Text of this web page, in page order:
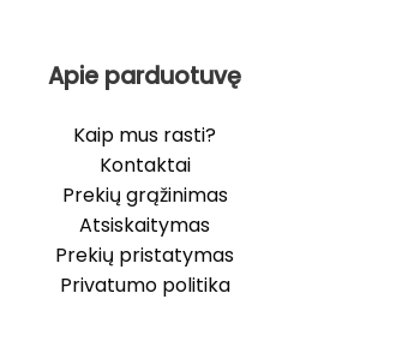
Apie parduotuvę
Kaip mus rasti?
Kontaktai
Prekių grąžinimas
Atsiskaitymas
Prekių pristatymas
Privatumo politika